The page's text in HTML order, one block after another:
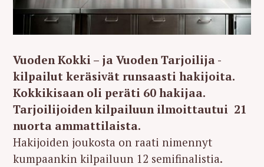
Vuoden Kokki – ja Vuoden Tarjoilija -
kilpailut keräsivät runsaasti hakijoita.
Kokkikisaan oli peräti 60 hakijaa.
Tarjoilijoiden kilpailuun ilmoittautui 21
nuorta ammattilaista.
Hakijoiden joukosta on raati nimennyt
kumpaankin kilpailuun 12 semifinalistia.